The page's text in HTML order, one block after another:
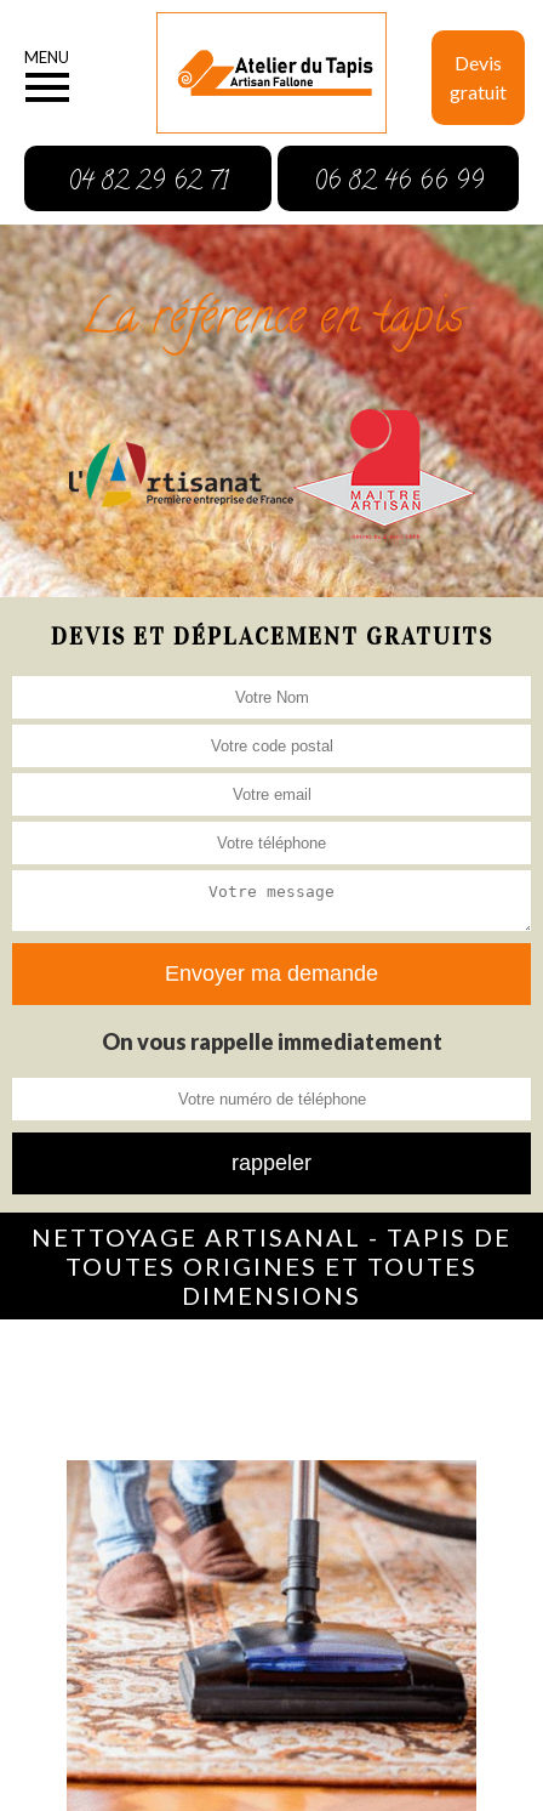
Devis
gratuit
MENU
04 82 29 62 71 06 82 46 66 99
La référence en tapis
DEVIS ET DÉPLACEMENT GRATUITS
On vous rappelle immediatement
NETTOYAGE ARTISANAL - TAPIS DE
TOUTES ORIGINES ET TOUTES
DIMENSIONS